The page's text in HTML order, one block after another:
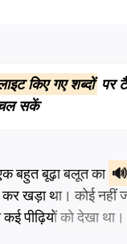
किए गए शब्दोंपर
चल सकें
बहुत बूढ़ा बलूत का
खड़ा था। कोई नहीं
पीढ़ियों को देखा था।